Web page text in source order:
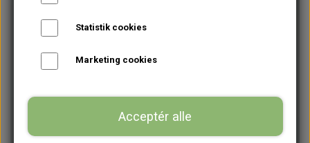
Statistik cookies
Marketing cookies
Acceptér alle